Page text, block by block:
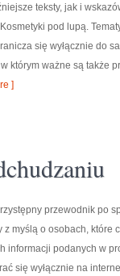
teksty, jak i
pod lupą.
się wyłącznie do
którym ważne są także
]
przewodnik po
z myślą o osobach, które
informacji podanych w
się wyłącznie na